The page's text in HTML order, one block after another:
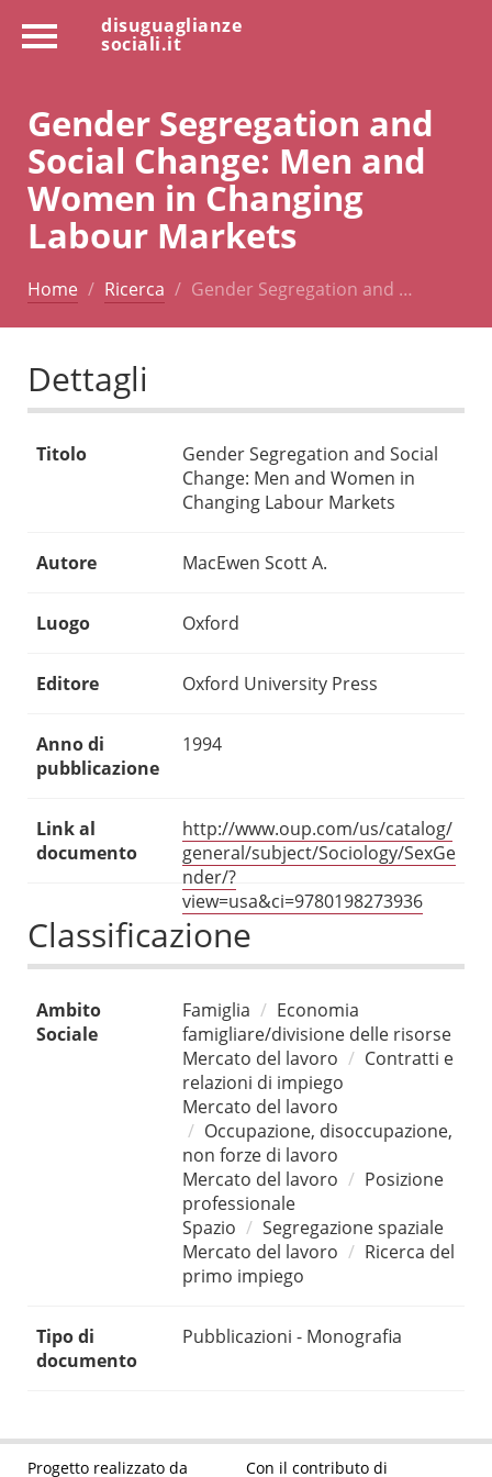
disuguaglianze
sociali.it
Gender Segregation and
Social Change: Men and
Women in Changing
Labour Markets
Home Ricerca Gender Segregation and …
Dettagli
Titolo
Gender Segregation and Social
Change: Men and Women in
Changing Labour Markets
Autore MacEwen Scott A.
Luogo Oxford
Editore Oxford University Press
Anno di
pubblicazione
1994
Link al
documento
http://www.oup.com/us/catalog/
general/subject/Sociology/SexGe
nder/?
view=usa&ci=9780198273936
Classificazione
Ambito
Sociale
Famiglia
Economia
famigliare/divisione delle risorse
Mercato del lavoro
Contratti e
relazioni di impiego
Mercato del lavoro
Occupazione, disoccupazione,
non forze di lavoro
Mercato del lavoro
Posizione
professionale
Spazio
Segregazione spaziale
Mercato del lavoro
Ricerca del
primo impiego
Tipo di
documento
Pubblicazioni - Monografia
Progetto realizzato da Con il contributo di